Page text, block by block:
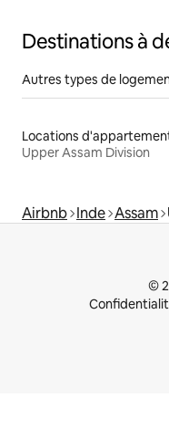
Destinations à
Autres types de
Locations
Upper Assam Division
Airbnb Inde Assam
©